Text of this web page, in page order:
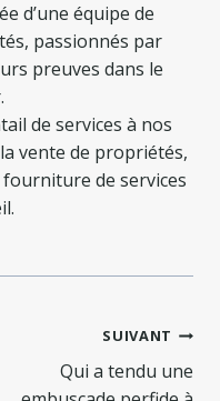
d’une équipe de
passionnés par
preuves dans le
de services à nos
vente de propriétés,
de services
SUIVANT
Qui a tendu une